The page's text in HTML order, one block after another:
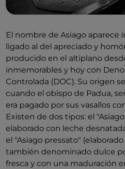
El nombre de Asiago aparece
ligado al del apreciado y
producido en el altiplano
inmemorables y hoy con
Controlada (DOC). Su origen
cuando el obispo de Padua,
era pagado por sus vasallos
Existen de dos tipos: el
elaborado con leche
el "Asiago pressato"
también denominado dulce
fresca y con una maduración